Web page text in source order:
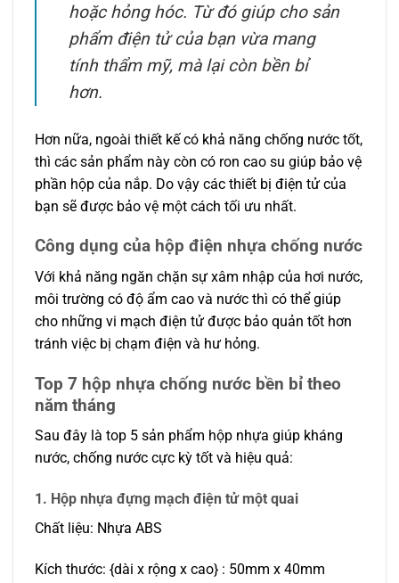
hoặc hỏng hóc. Từ đó giúp cho sản
phẩm điện tử của bạn vừa mang
tính thẩm mỹ, mà lại còn bền bỉ
hơn.
Hơn nữa, ngoài thiết kế có khả năng chống nước tốt,
thì các sản phẩm này còn có ron cao su giúp bảo vệ
phần hộp của nắp. Do vậy các thiết bị điện tử của
bạn sẽ được bảo vệ một cách tối ưu nhất.
Công dụng của hộp điện nhựa chống nước
Với khả năng ngăn chặn sự xâm nhập của hơi nước,
môi trường có độ ẩm cao và nước thì có thể giúp
cho những vi mạch điện tử được bảo quản tốt hơn
tránh việc bị chạm điện và hư hỏng.
Top 7 hộp nhựa chống nước bền bỉ theo
năm tháng
Sau đây là top 5 sản phẩm hộp nhựa giúp kháng
nước, chống nước cực kỳ tốt và hiệu quả:
1. Hộp nhựa đựng mạch điện tử một quai
Chất liệu: Nhựa ABS
Kích thước: {dài x rộng x cao} : 50mm x 40mm